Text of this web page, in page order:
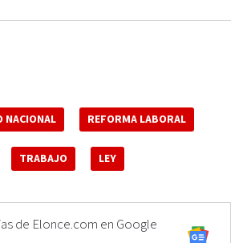
NACIONAL REFORMA LABORAL
TRABAJO LEY
de Elonce.com en Google